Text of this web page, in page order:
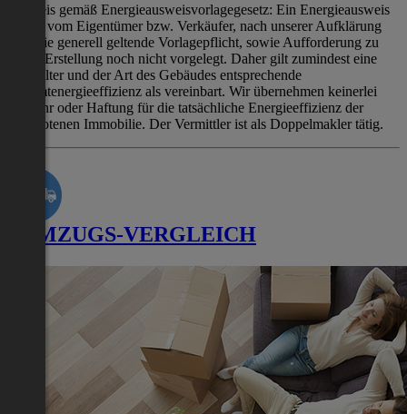
Hinweis gemäß Energieausweisvorlagegesetz: Ein Energieausweis
wurde vom Eigentümer bzw. Verkäufer, nach unserer Aufklärung
über die generell geltende Vorlagepflicht, sowie Aufforderung zu
seiner Erstellung noch nicht vorgelegt. Daher gilt zumindest eine
dem Alter und der Art des Gebäudes entsprechende
Gesamtenergieeffizienz als vereinbart. Wir übernehmen keinerlei
Gewähr oder Haftung für die tatsächliche Energieeffizienz der
angebotenen Immobilie. Der Vermittler ist als Doppelmakler tätig.
UMZUGS-VERGLEICH